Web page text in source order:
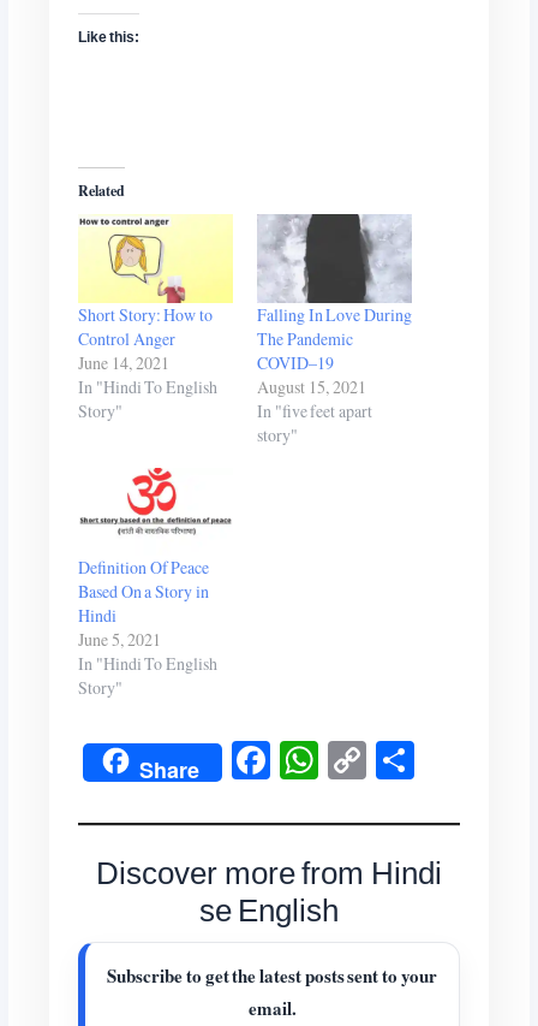
Like this:
Related
Short Story: How to
Control Anger
June 14, 2021
In "Hindi To English
Story"
Falling In Love During
The Pandemic
COVID–19
August 15, 2021
In "five feet apart
story"
Definition Of Peace
Based On a Story in
Hindi
June 5, 2021
In "Hindi To English
Story"
Share Fa
bo
ok
W
ts
A
pp
C
y
Li
re
Discover more from Hindi
se English
Subscribe to get the latest posts sent to your
email.